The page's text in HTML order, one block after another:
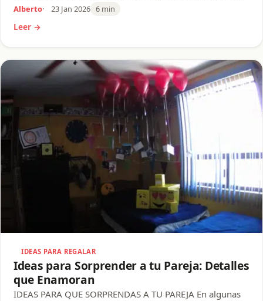
Alberto 23 Jan 2026 6 min
Leer →
IDEAS PARA REGALAR
Ideas para Sorprender a tu Pareja: Detalles
que Enamoran
IDEAS PARA QUE SORPRENDAS A TU PAREJA En algunas